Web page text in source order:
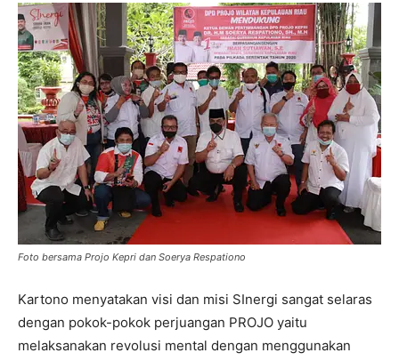
Foto bersama Projo Kepri dan Soerya Respationo
Kartono menyatakan visi dan misi SInergi sangat selaras
dengan pokok-pokok perjuangan PROJO yaitu
melaksanakan revolusi mental dengan menggunakan